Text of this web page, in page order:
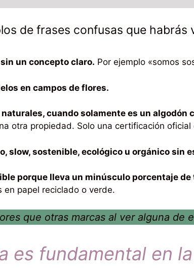
de frases confusas que habrás
un concepto claro. Por ejemplo «somos
en campos de flores.
cuando solamente es un algodón
otra propiedad. Solo una certificación
slow, sostenible, ecológico u orgánico sin
porque lleva un minúsculo porcentaje
en papel reciclado o verde.
que otras marcas al ver alguna de
es fundamental en